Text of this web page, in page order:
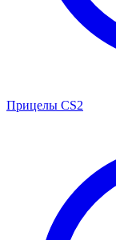
Прицелы CS2